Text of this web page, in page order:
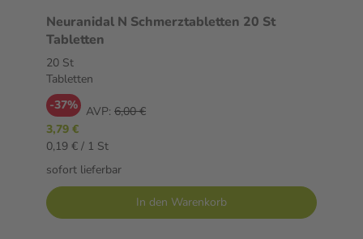
Neuranidal N Schmerztabletten 20 St
Tabletten
20 St
Tabletten
-37% AVP: 6,00 €
3,79 €
0,19 € / 1 St
sofort lieferbar
In den Warenkorb